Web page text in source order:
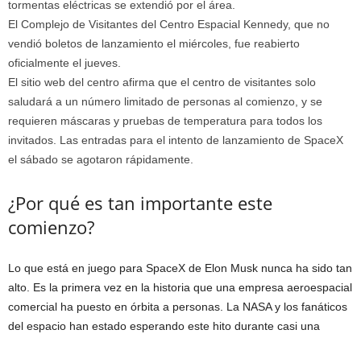
tormentas eléctricas se extendió por el área.
El Complejo de Visitantes del Centro Espacial Kennedy, que no
vendió boletos de lanzamiento el miércoles, fue reabierto
oficialmente el jueves.
El sitio web del centro afirma que el centro de visitantes solo
saludará a un número limitado de personas al comienzo, y se
requieren máscaras y pruebas de temperatura para todos los
invitados. Las entradas para el intento de lanzamiento de SpaceX
el sábado se agotaron rápidamente.
¿Por qué es tan importante este
comienzo?
Lo que está en juego para SpaceX de Elon Musk nunca ha sido tan
alto. Es la primera vez en la historia que una empresa aeroespacial
comercial ha puesto en órbita a personas. La NASA y los fanáticos
del espacio han estado esperando este hito durante casi una